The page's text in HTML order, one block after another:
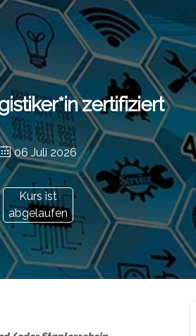
zertifiziert
06 Juli 2026
Kurs ist
abgelaufen